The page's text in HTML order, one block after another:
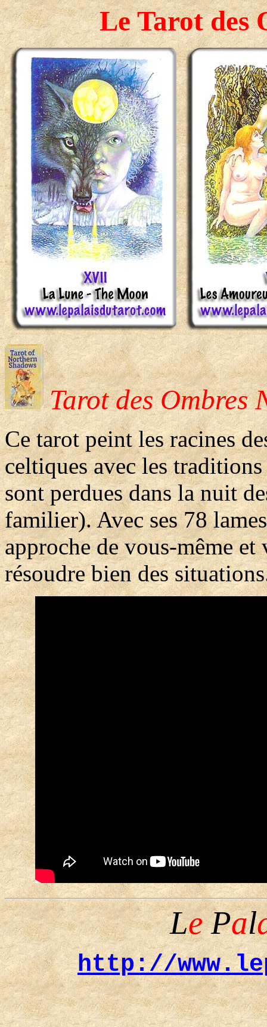
Le Tarot des
Tarot des Ombres
Ce tarot peint les racines
celtiques avec les
sont perdues dans la nuit
familier). Avec ses 78
approche de vous-même et
résoudre bien des
LePal
http://